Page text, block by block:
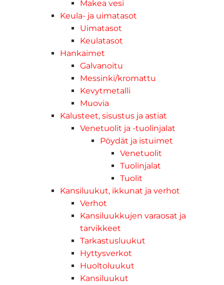
Makea vesi
Keula- ja uimatasot
Uimatasot
Keulatasot
Hankaimet
Galvanoitu
Messinki/kromattu
Kevytmetalli
Muovia
Kalusteet, sisustus ja astiat
Venetuolit ja -tuolinjalat
Pöydät ja istuimet
Venetuolit
Tuolinjalat
Tuolit
Kansiluukut, ikkunat ja verhot
Verhot
Kansiluukkujen varaosat ja
tarvikkeet
Tarkastusluukut
Hyttysverkot
Huoltoluukut
Kansiluukut